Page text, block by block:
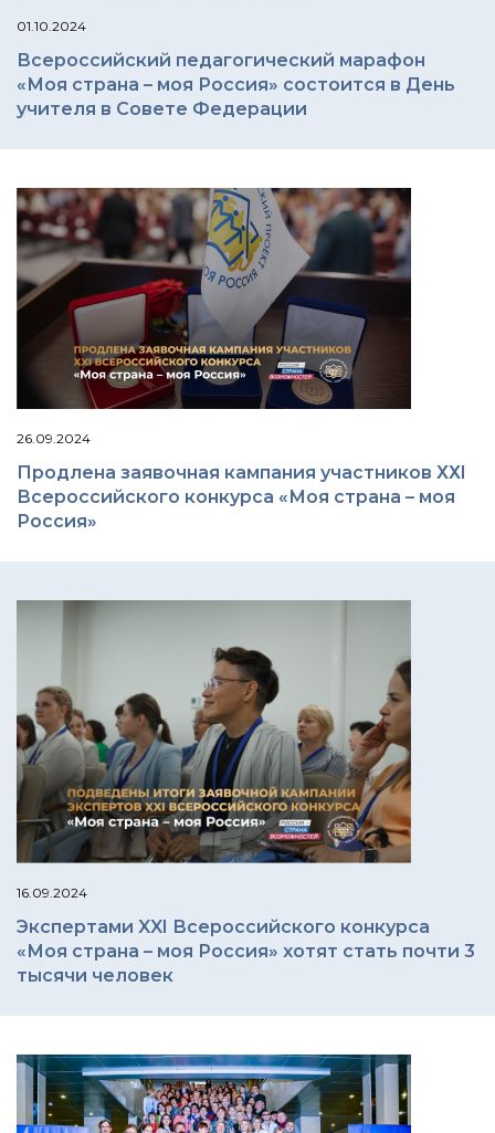
01.10.2024
Всероссийский педагогический марафон
«Моя страна – моя Россия» состоится в День
учителя в Совете Федерации
26.09.2024
Продлена заявочная кампания участников ХХI
Всероссийского конкурса «Моя страна – моя
Россия»
16.09.2024
Экспертами XXI Всероссийского конкурса
«Моя страна – моя Россия» хотят стать почти 3
тысячи человек